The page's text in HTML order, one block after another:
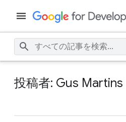
投稿者: Gus Martins